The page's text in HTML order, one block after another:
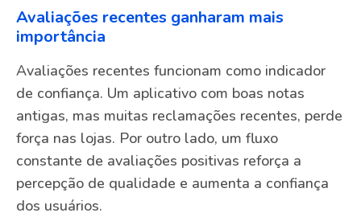
Avaliações recentes ganharam mais
importância
Avaliações recentes funcionam como indicador
de confiança. Um aplicativo com boas notas
antigas, mas muitas reclamações recentes, perde
força nas lojas. Por outro lado, um fluxo
constante de avaliações positivas reforça a
percepção de qualidade e aumenta a confiança
dos usuários.